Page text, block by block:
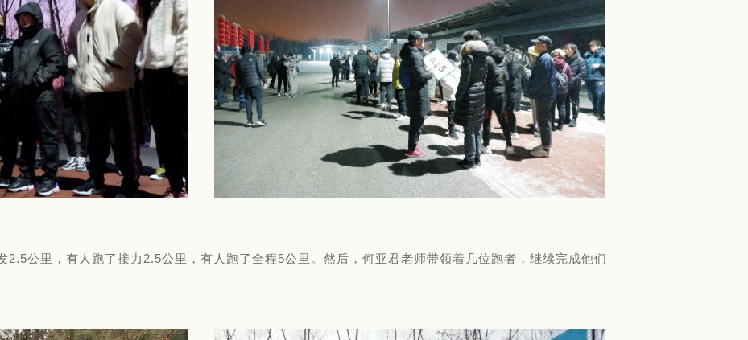
2.5公里，有人跑了接力2.5公里，有人跑了全程5公里。然后，何亚君老师带领着几位跑者，继续完成他们